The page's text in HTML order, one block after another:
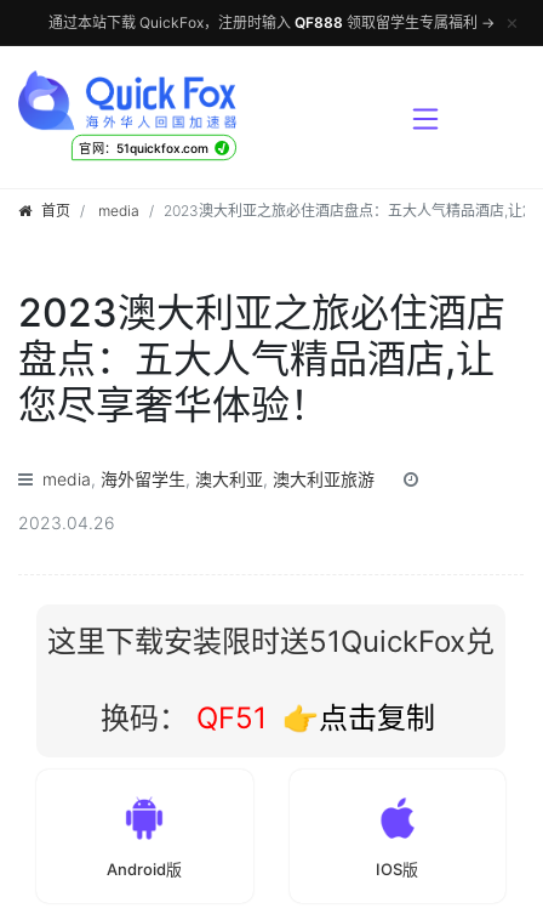
通过本站下载 QuickFox，注册时输入 QF888 领取留学生专属福利 → ✕
官网：51quickfox.com √
首页 media 2023澳大利亚之旅必住酒店盘点：五大人气精品酒店,让您
2023澳大利亚之旅必住酒店
盘点：五大人气精品酒店,让
您尽享奢华体验！
media, 海外留学生, 澳大利亚, 澳大利亚旅游
2023.04.26
这里下载安装限时送51QuickFox兑
换码： QF51 👉点击复制
Android版 IOS版